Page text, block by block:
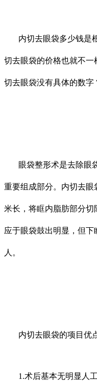
内切去眼袋多少钱是
切去眼袋的价格也就不
切去眼袋没有具体的数字
眼袋整形术是去除眼
重要组成部分。内切去眼
米长，将眶内脂肪部分
应于眼袋鼓出明显，但
人。
内切去眼袋的项目优
1.术后基本无明显人工